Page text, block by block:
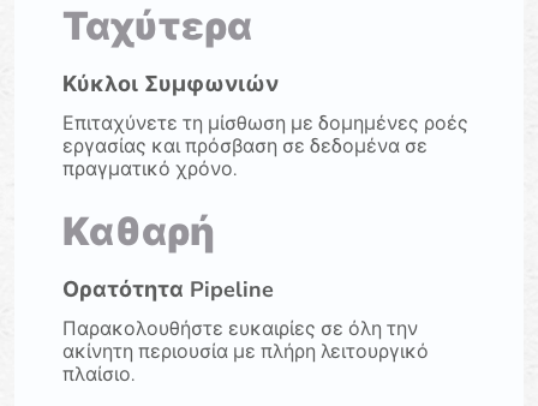
Ταχύτερα
Κύκλοι Συμφωνιών
Επιταχύνετε τη μίσθωση με δομημένες ροές
εργασίας και πρόσβαση σε δεδομένα σε
πραγματικό χρόνο.
Καθαρή
Ορατότητα Pipeline
Παρακολουθήστε ευκαιρίες σε όλη την
ακίνητη περιουσία με πλήρη λειτουργικό
πλαίσιο.